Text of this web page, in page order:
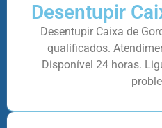
Desentupir
Desentupir Caixa de
qualificados.
Disponível 24 horas.